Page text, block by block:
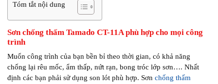
Tóm tắt nội dung
Sơn chống thấm Tamado CT-11A phù hợp cho mọi công
trình
Muốn công trình của bạn bền bỉ theo thời gian, có khả năng
chống lại rêu mốc, ẩm thấp, nứt rạn, bong tróc lớp sơn…. Nhất
định các bạn phải sử dụng son lót phù hợp. Sơn chống thấm